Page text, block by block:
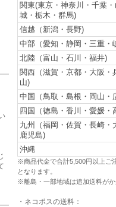
関東(東京・神奈川・千葉
城・栃木・群馬)
信越（新潟・長野)
中部（愛知・静岡・三重・
北陸（富山・石川・福井)
関西（滋賀・京都・大阪・
山)
中国（鳥取・島根・岡山・
四国（徳島・香川・愛媛・
九州（福岡・佐賀・長崎・
鹿児島)
沖縄
※商品代金で合計5,500円以上ご
となります。
※離島・一部地域は追加送料がか
・ネコポスの送料：